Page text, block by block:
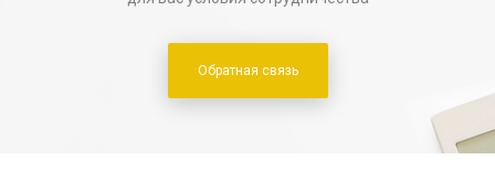
Обратная связь